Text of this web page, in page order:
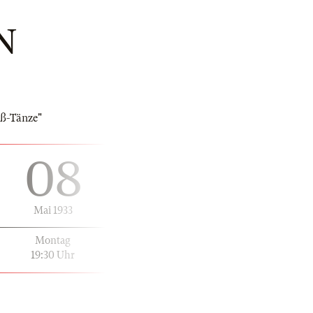
Tänze"
08
Mai 1933
Montag
19:30 Uhr